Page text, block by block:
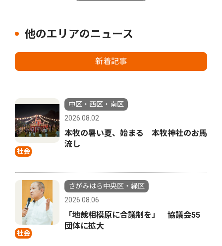
他のエリアのニュース
新着記事
社会
中区・西区・南区
2026.08.02
本牧の暑い夏、始まる 本牧神社のお馬
流し
社会
さがみはら中央区・緑区
2026.08.06
「地裁相模原に合議制を」 協議会55
団体に拡大